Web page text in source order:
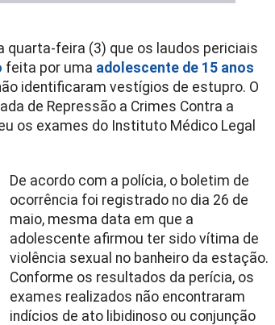
quarta-feira (3) que os laudos periciais
feita por uma adolescente de 15 anos
identificaram vestígios de estupro. O
de Repressão a Crimes Contra a
os exames do Instituto Médico Legal
De acordo com a polícia, o boletim de
ocorrência foi registrado no dia 26 de
maio, mesma data em que a
adolescente afirmou ter sido vítima de
violência sexual no banheiro da estação.
Conforme os resultados da perícia, os
exames realizados não encontraram
indícios de ato libidinoso ou conjunção